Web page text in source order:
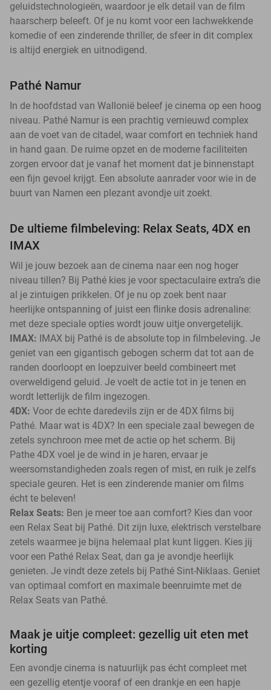
geluidstechnologieën, waardoor je elk detail van de film
haarscherp beleeft. Of je nu komt voor een lachwekkende
komedie of een zinderende thriller, de sfeer in dit complex
is altijd energiek en uitnodigend.
Pathé Namur
In de hoofdstad van Wallonië beleef je cinema op een hoog
niveau. Pathé Namur is een prachtig vernieuwd complex
aan de voet van de citadel, waar comfort en techniek hand
in hand gaan. De ruime opzet en de moderne faciliteiten
zorgen ervoor dat je vanaf het moment dat je binnenstapt
een fijn gevoel krijgt. Een absolute aanrader voor wie in de
buurt van Namen een plezant avondje uit zoekt.
De ultieme filmbeleving: Relax Seats, 4DX en
IMAX
Wil je jouw bezoek aan de cinema naar een nog hoger
niveau tillen? Bij Pathé kies je voor spectaculaire extra’s die
al je zintuigen prikkelen. Of je nu op zoek bent naar
heerlijke ontspanning of juist een flinke dosis adrenaline:
met deze speciale opties wordt jouw uitje onvergetelijk.
IMAX: IMAX bij Pathé is de absolute top in filmbeleving. Je
geniet van een gigantisch gebogen scherm dat tot aan de
randen doorloopt en loepzuiver beeld combineert met
overweldigend geluid. Je voelt de actie tot in je tenen en
wordt letterlijk de film ingezogen.
4DX: Voor de echte daredevils zijn er de 4DX films bij
Pathé. Maar wat is 4DX? In een speciale zaal bewegen de
zetels synchroon mee met de actie op het scherm. Bij
Pathe 4DX voel je de wind in je haren, ervaar je
weersomstandigheden zoals regen of mist, en ruik je zelfs
speciale geuren. Het is een zinderende manier om films
écht te beleven!
Relax Seats: Ben je meer toe aan comfort? Kies dan voor
een Relax Seat bij Pathé. Dit zijn luxe, elektrisch verstelbare
zetels waarmee je bijna helemaal plat kunt liggen. Kies jij
voor een Pathé Relax Seat, dan ga je avondje heerlijk
genieten. Je vindt deze zetels bij Pathé Sint-Niklaas. Geniet
van optimaal comfort en maximale beenruimte met de
Relax Seats van Pathé.
Maak je uitje compleet: gezellig uit eten met
korting
Een avondje cinema is natuurlijk pas écht compleet met
een gezellig etentje vooraf of een drankje en een hapje